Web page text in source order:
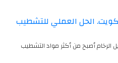
الحل العملي للتشطيب
الرخام أصبح من أكثر مواد التشطيب